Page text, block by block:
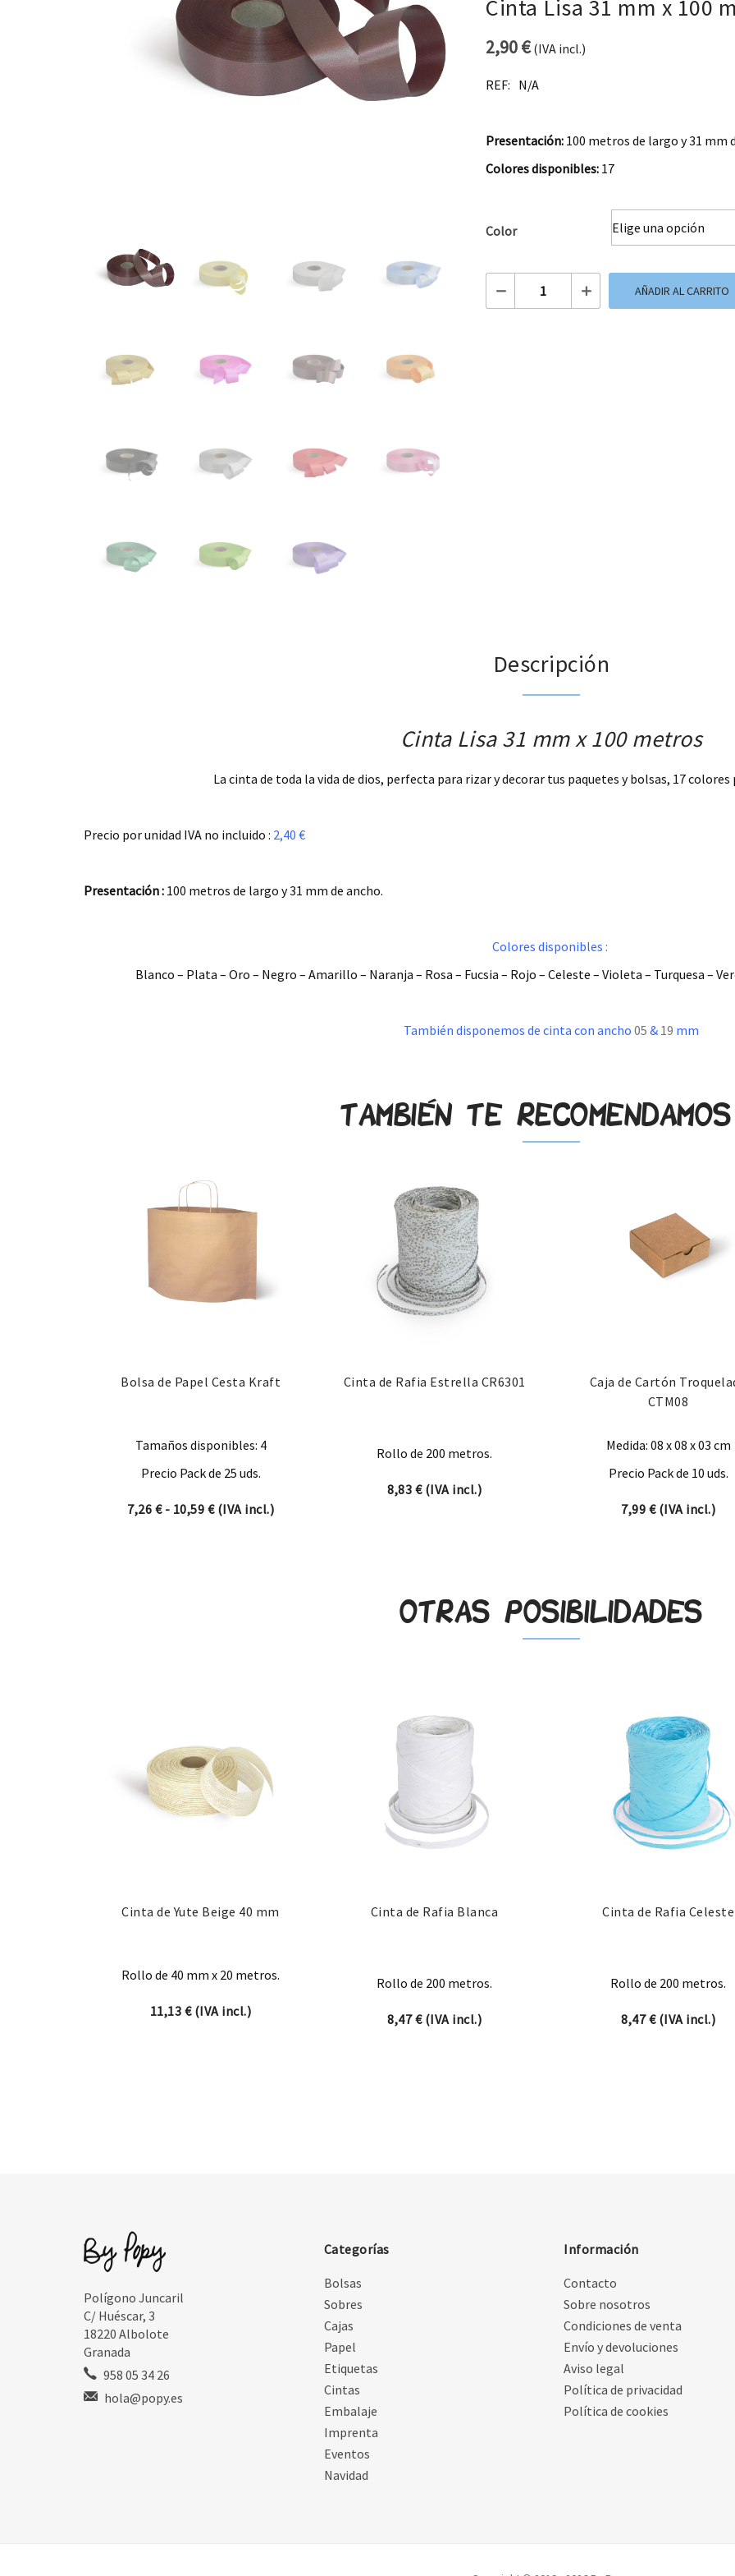
Cinta Lisa 31 mm x 100
2,90€(IVA incl.)
REF: N/A
Presentación: 100 metros de largo y 31 mm
Colores disponibles: 17
Color
Cinta Lisa 31 mm x 100 mt cantidad
AÑADIR AL CARRITO
Descripción
Cinta Lisa 31 mm x 100 metros
La cinta de toda la vida de dios, perfecta para rizar y decorar tus paquetes y bolsas, 17
Precio por unidad IVA no incluido : 2,40 €
Presentación : 100 metros de largo y 31 mm de ancho.
Colores disponibles :
Blanco – Plata – Oro – Negro – Amarillo – Naranja – Rosa – Fucsia – Rojo – Celeste – Violeta – Turquesa –
También disponemos de cinta con ancho 05 & 19 mm
También te
Bolsa de Papel Cesta Kraft
Tamaños disponibles: 4
Precio Pack de 25 uds.
7,26 € - 10,59 €Rango de precios: desde 7,26 € hasta 10,59 €
(IVA incl.)
Cinta de Rafia Estrella CR6301
Rollo de 200 metros.
8,83 €(IVA incl.)
Caja de Cartón
CTM08
Medida: 08 x 08 x 03 cm
Precio Pack de 10 uds.
7,99 €(IVA incl.)
Otras posibilidades
Cinta de Yute Beige 40 mm
Rollo de 40 mm x 20 metros.
11,13 €(IVA incl.)
Cinta de Rafia Blanca
Rollo de 200 metros.
8,47€(IVA incl.)
Cinta de Rafia Celeste
Rollo de 200 metros.
8,47€(IVA incl.)
Polígono Juncaril
C/ Huéscar, 3
18220 Albolote
Granada
958 05 34 26
hola@popy.es
Categorías
Bolsas
Sobres
Cajas
Papel
Etiquetas
Cintas
Embalaje
Imprenta
Eventos
Navidad
Información
Contacto
Sobre nosotros
Condiciones de venta
Envío y devoluciones
Aviso legal
Política de privacidad
Política de cookies